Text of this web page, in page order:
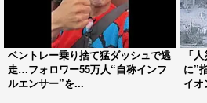
ベントレー乗り捨て猛ダッシュで逃
走…フォロワー55万人“自称インフ
ルエンサー”を...
「
に”
イ